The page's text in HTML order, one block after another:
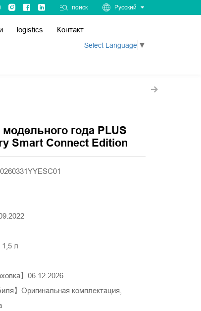
поиск Русский
logistics Контакт
Select Language ▼
модельного года PLUS
Smart Connect Edition
1,5 л
】06.12.2026
】Оригинальная комплектация,